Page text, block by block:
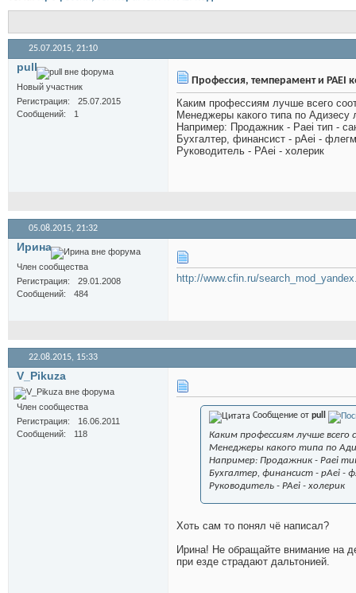
25.07.2015, 21:10
pull
Новый участник
Регистрация
25.07.2015
Сообщений
1
Профессия, темперамент и PAEI
Каким профессиям лучше всего
Менеджеры какого типа по Адизесу
Например: Продажник - Paei тип -
Бухгалтер, финансист - pAei -
Руководитель - PAei - холерик
05.08.2015, 21:32
Иринa
Член сообщества
Регистрация
29.01.2008
Сообщений
484
http://www.cfin.ru/
22.08.2015, 15:33
V_Pikuza
Член сообщества
Регистрация
16.06.2011
Сообщений
118
Сообщение от pull
Каким профессиям лучше
Менеджеры какого типа по
Например: Продажник - Paei
Бухгалтер, финансист - pAei -
Руководитель - PAei - холерик
Хоть сам то понял чё написал?
Ирина! Не обращайте внимание на
при езде страдают дальтонией.